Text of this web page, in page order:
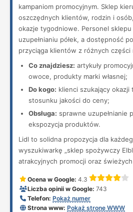
kampaniom promocyjnym. Sklep
oszczędnych klientów, rodzin i
okazje tygodniowe. Personel
uzupełnianiu półek, a dostępność
przyciąga klientów z różnych części
Co znajdziesz: artykuły
owoce, produkty marki własnej;
Do kogo: klienci szukający
stosunku jakości do ceny;
Obsługa: sprawne uzupełnianie
ekspozycja produktów.
Lidl to solidna propozycja dla
wyszukiwarkę „sklep spożywczy
atrakcyjnych promocji oraz
Ocena w Google: 4.3
Liczba opinii w Google: 743
Telefon: Pokaż numer
Strona www: Pokaż stronę WWW